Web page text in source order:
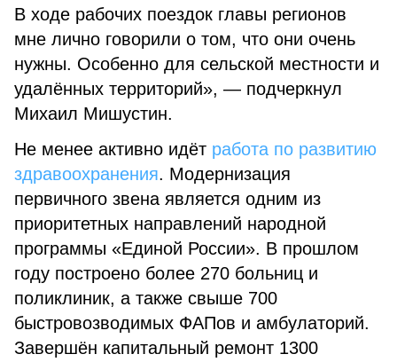
В ходе рабочих поездок главы регионов
мне лично говорили о том, что они очень
нужны. Особенно для сельской местности и
удалённых территорий», — подчеркнул
Михаил Мишустин.
Не менее активно идёт работа по развитию
здравоохранения. Модернизация
первичного звена является одним из
приоритетных направлений народной
программы «Единой России». В прошлом
году построено более 270 больниц и
поликлиник, а также свыше 700
быстровозводимых ФАПов и амбулаторий.
Завершён капитальный ремонт 1300